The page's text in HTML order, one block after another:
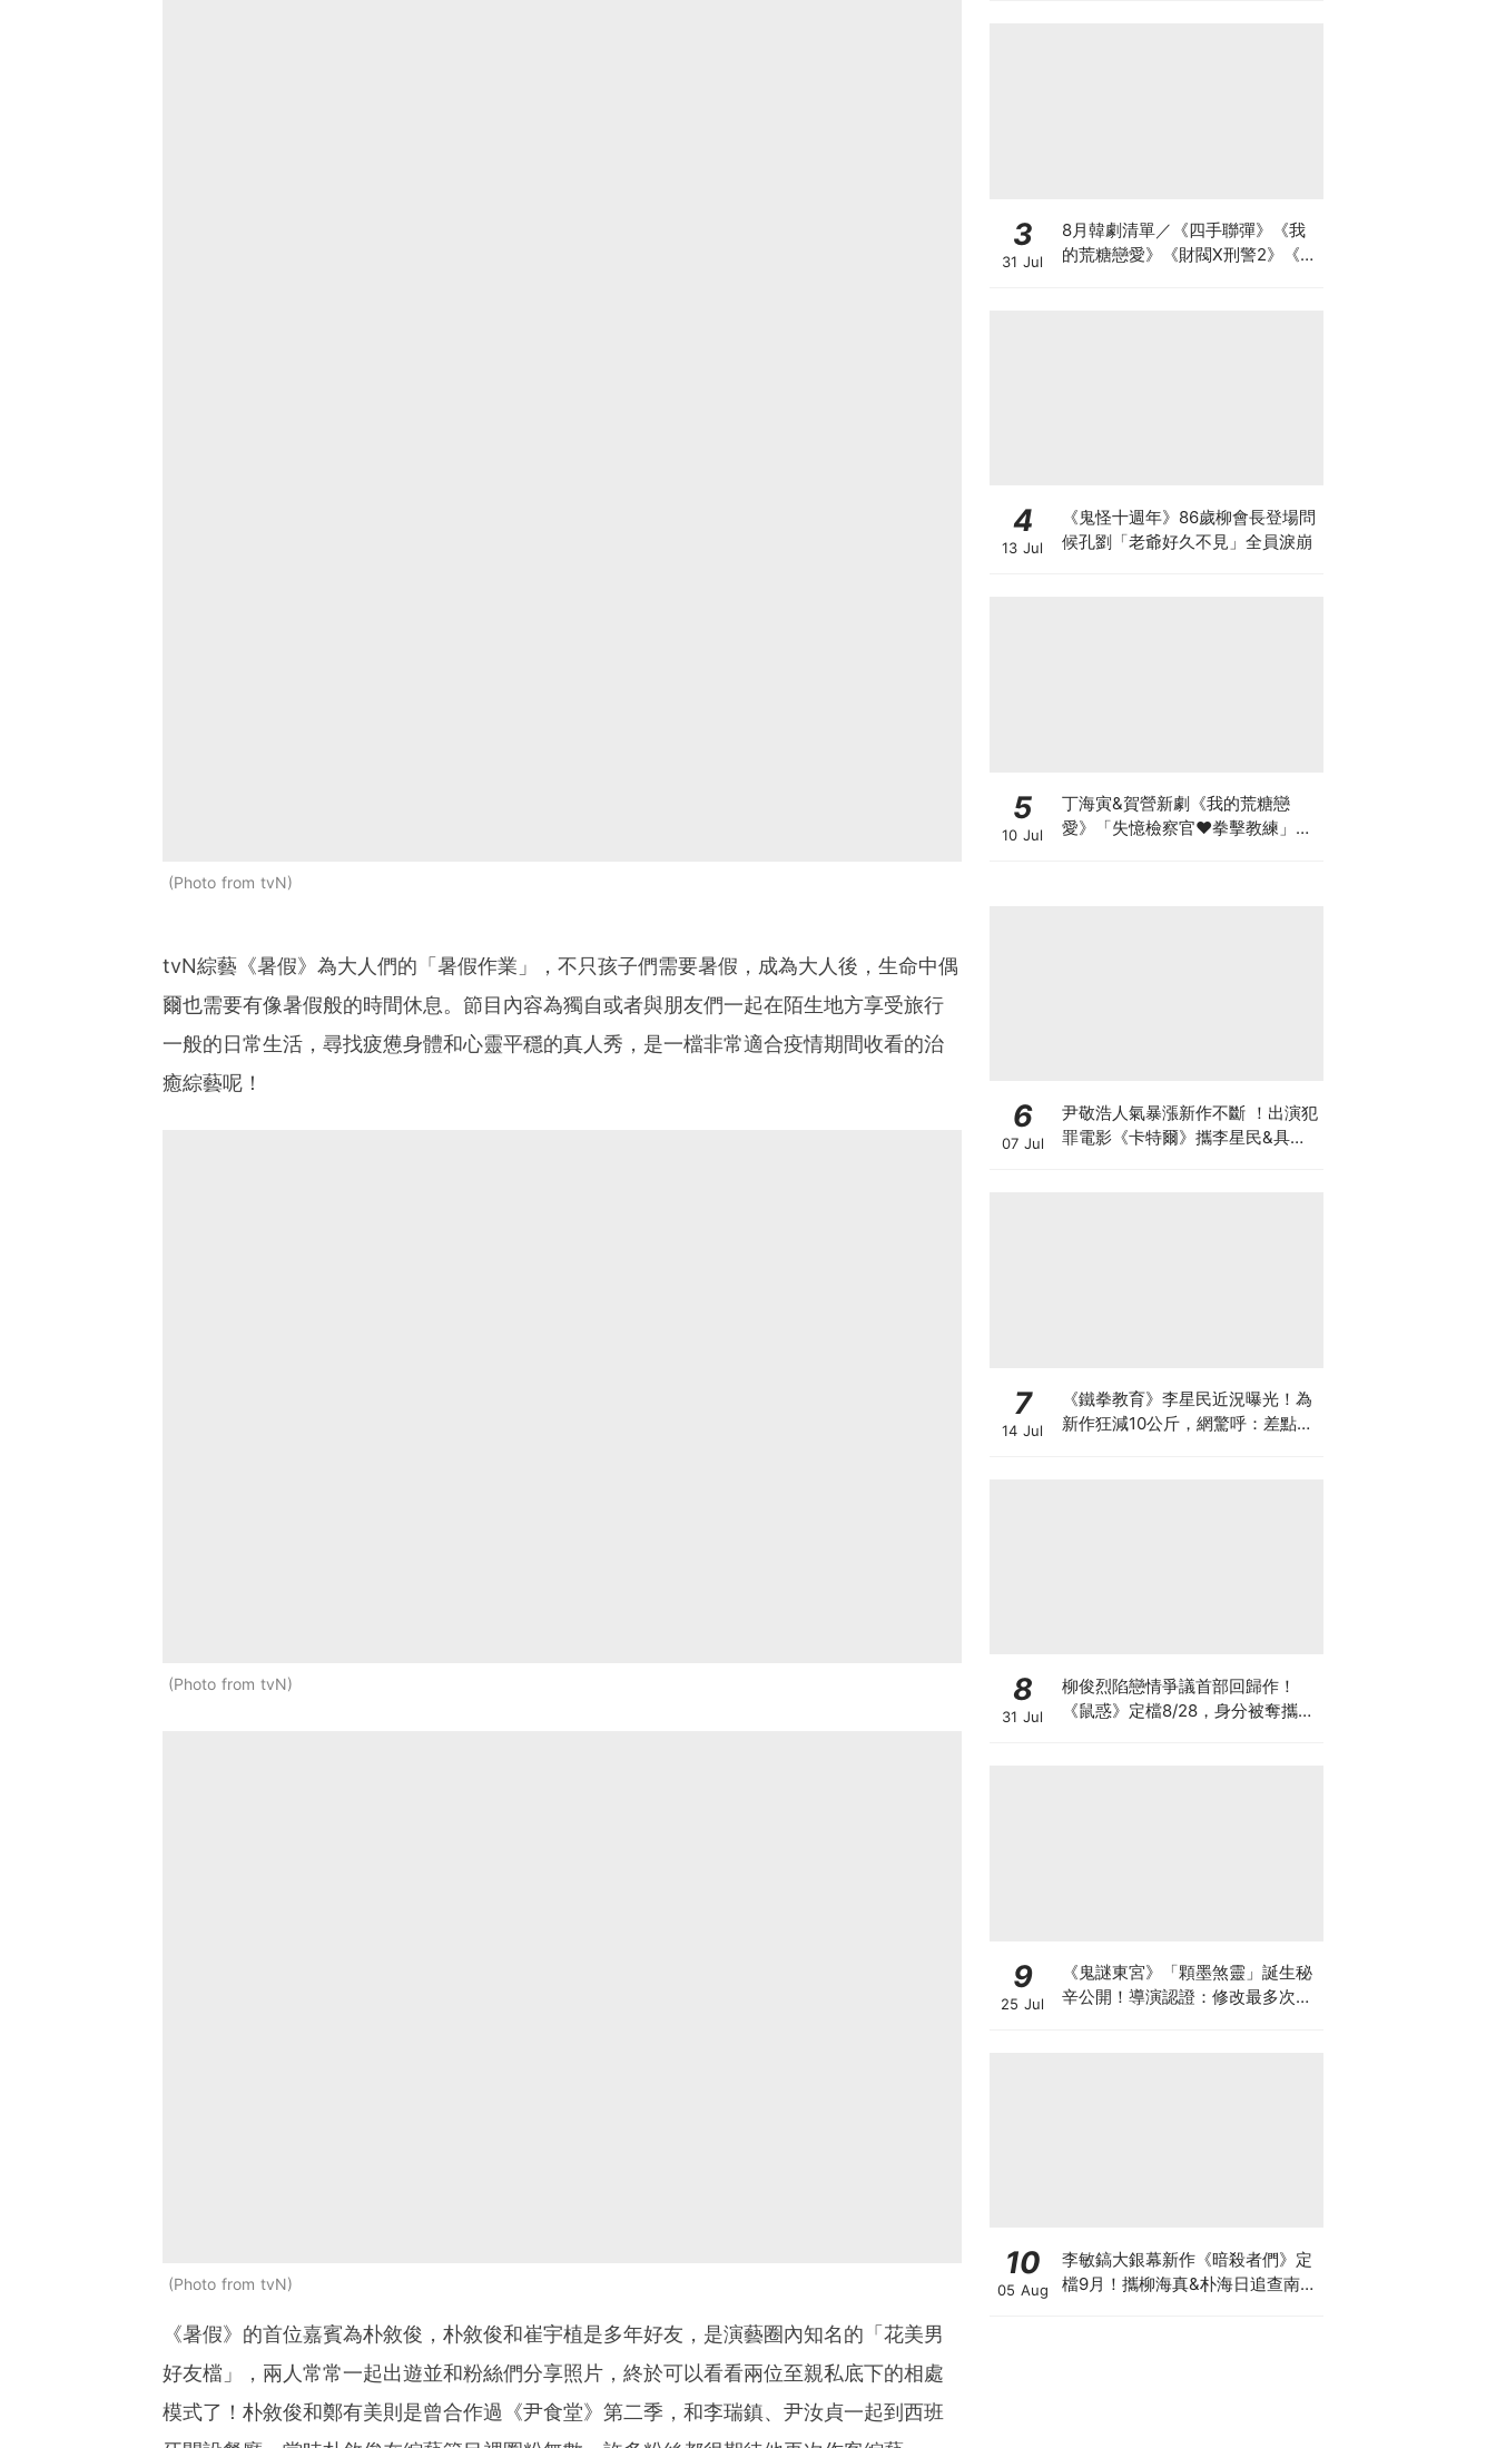
Photo from tvN
tvN綜藝《暑假》為大人們的「暑假作業」，不只孩子們需要暑假，成為大人後，生命中偶
爾也需要有像暑假般的時間休息。節目內容為獨自或者與朋友們一起在陌生地方享受旅行
一般的日常生活，尋找疲憊身體和心靈平穩的真人秀，是一檔非常適合疫情期間收看的治
癒綜藝呢！
Photo from tvN
Photo from tvN
《暑假》的首位嘉賓為朴敘俊，朴敘俊和崔宇植是多年好友，是演藝圈內知名的「花美男
好友檔」，兩人常常一起出遊並和粉絲們分享照片，終於可以看看兩位至親私底下的相處
模式了！朴敘俊和鄭有美則是曾合作過《尹食堂》第二季，和李瑞鎮、尹汝貞一起到西班
3
31 Jul
8月韓劇清單／《四手聯彈》《我
的荒糖戀愛》《財閥X刑警2》《鼠
4
13 Jul
《鬼怪十週年》86歲柳會長登場問
候孔劉「老爺好久不見」全員淚崩
5
10 Jul
丁海寅&賀營新劇《我的荒糖戀
愛》「失憶檢察官♥拳擊教練」心
6
07 Jul
尹敬浩人氣暴漲新作不斷 ！出演犯
罪電影《卡特爾》攜李星民&具教
7
14 Jul
《鐵拳教育》李星民近況曝光！為
新作狂減10公斤，網驚呼：差點認
8
31 Jul
柳俊烈陷戀情爭議首部回歸作！
《鼠惑》定檔8/28，身分被奪攜手
9
25 Jul
《鬼謎東宮》「顆墨煞靈」誕生秘
辛公開！導演認證：修改最多次的
10
05 Aug
李敏鎬大銀幕新作《暗殺者們》定
檔9月！攜柳海真&朴海日追查南韓